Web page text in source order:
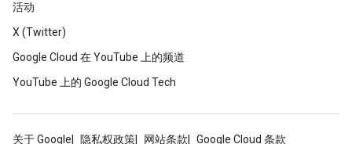
活动
X (Twitter)
Google Cloud 在 YouTube 上的频道
YouTube 上的 Google Cloud Tech
关于 Google 隐私权政策 网站条款 Google Cloud 条款